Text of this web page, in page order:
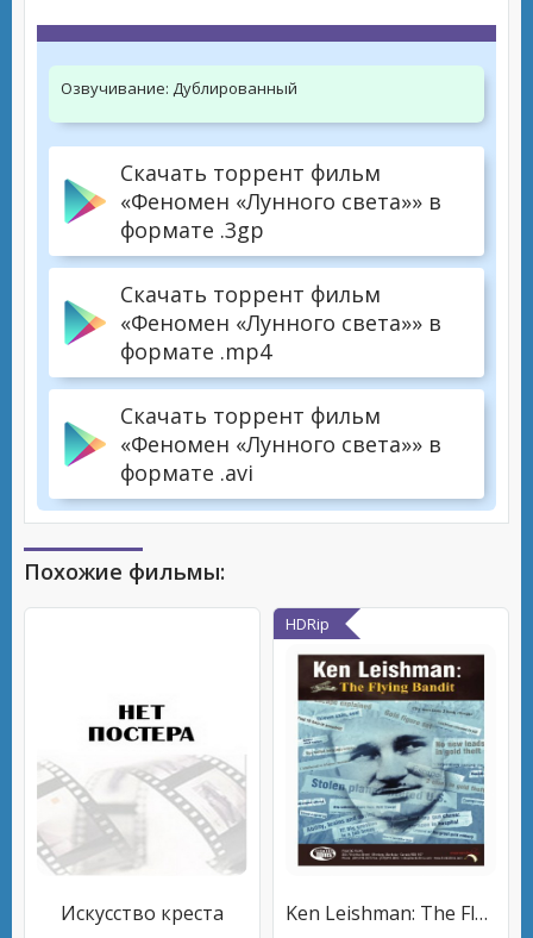
Озвучивание: Дублированный
Скачать торрент фильм
«Феномен «Лунного света»» в
формате .3gp
Скачать торрент фильм
«Феномен «Лунного света»» в
формате .mp4
Скачать торрент фильм
«Феномен «Лунного света»» в
формате .avi
Похожие фильмы:
Искусство креста
HDRip
Ken Leishman: The Flying Bandit